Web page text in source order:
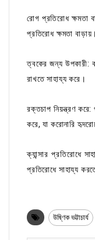
রোগ প্রতিরোধ ক্ষমতা
প্রতিরোধ ক্ষমতা বাড়ায়।
ত্বকের জন্য উপকারী:
রাখতে সাহায্য করে।
রক্তচাপ নিয়ন্ত্রণ করে:
করে, যা করোনারি
ক্যান্সার প্রতিরোধে
প্রতিরোধে সাহায্য
উষ্ণিক ভট্টাচার্য